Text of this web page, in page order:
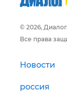
© 2026,
Все права
Новости
россия